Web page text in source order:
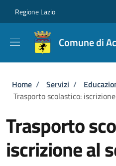
Regione Lazio
Comune di
Briciole di pane
Home / Servizi /
Trasporto scolastico:
Trasporto
iscrizione al